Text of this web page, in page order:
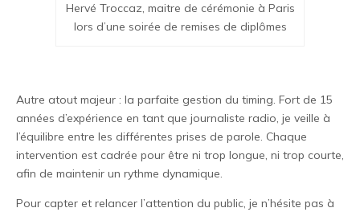
Hervé Troccaz, maitre de cérémonie à Paris
lors d’une soirée de remises de diplômes
Autre atout majeur : la parfaite gestion du timing. Fort de 15
années d’expérience en tant que journaliste radio, je veille à
l’équilibre entre les différentes prises de parole. Chaque
intervention est cadrée pour être ni trop longue, ni trop courte,
afin de maintenir un rythme dynamique.
Pour capter et relancer l’attention du public, je n’hésite pas à